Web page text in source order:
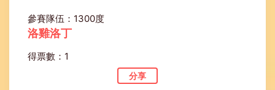
參賽隊伍：1300度
洛雞洛丁
得票數：1
分享